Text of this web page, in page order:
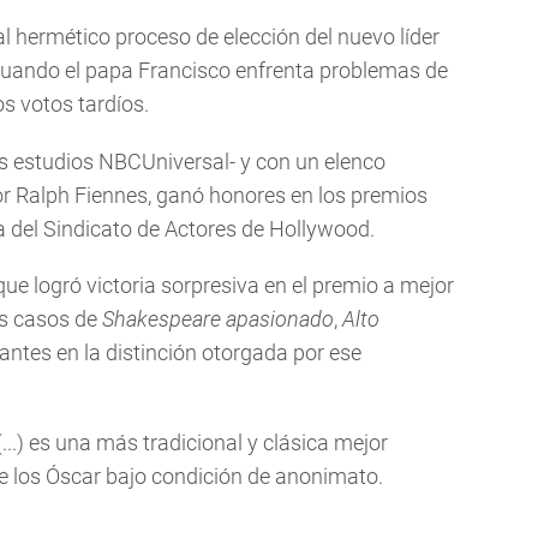
hermético proceso de elección del nuevo líder
el papa Francisco enfrenta problemas de
votos tardíos.
estudios NBCUniversal- y con un elenco
Ralph Fiennes, ganó honores en los premios
del Sindicato de Actores de Hollywood.
logró victoria sorpresiva en el premio a mejor
casos deShakespeare apasionado,Alto
en la distinción otorgada por ese
es una más tradicional y clásica mejor
los Óscar bajo condición de anonimato.